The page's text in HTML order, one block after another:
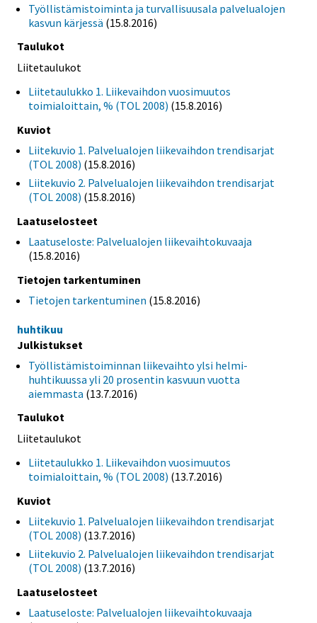
Työllistämistoiminta ja turvallisuusala palvelualojen
kasvun kärjessä (15.8.2016)
Taulukot
Liitetaulukot
Liitetaulukko 1. Liikevaihdon vuosimuutos
toimialoittain, % (TOL 2008) (15.8.2016)
Kuviot
Liitekuvio 1. Palvelualojen liikevaihdon trendisarjat
(TOL 2008) (15.8.2016)
Liitekuvio 2. Palvelualojen liikevaihdon trendisarjat
(TOL 2008) (15.8.2016)
Laatuselosteet
Laatuseloste: Palvelualojen liikevaihtokuvaaja
(15.8.2016)
Tietojen tarkentuminen
Tietojen tarkentuminen (15.8.2016)
huhtikuu
Julkistukset
Työllistämistoiminnan liikevaihto ylsi helmi-
huhtikuussa yli 20 prosentin kasvuun vuotta
aiemmasta (13.7.2016)
Taulukot
Liitetaulukot
Liitetaulukko 1. Liikevaihdon vuosimuutos
toimialoittain, % (TOL 2008) (13.7.2016)
Kuviot
Liitekuvio 1. Palvelualojen liikevaihdon trendisarjat
(TOL 2008) (13.7.2016)
Liitekuvio 2. Palvelualojen liikevaihdon trendisarjat
(TOL 2008) (13.7.2016)
Laatuselosteet
Laatuseloste: Palvelualojen liikevaihtokuvaaja